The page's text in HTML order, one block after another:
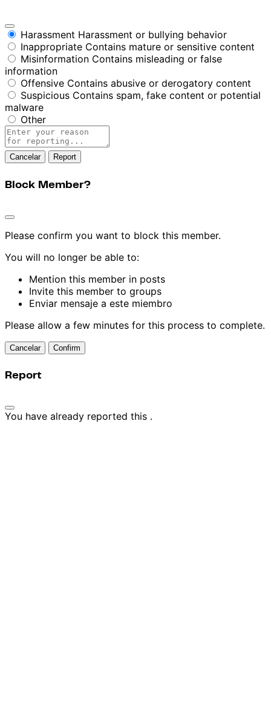
Harassment Harassment or bullying behavior
Inappropriate Contains mature or sensitive content
Misinformation Contains misleading or false
information
Offensive Contains abusive or derogatory content
Suspicious Contains spam, fake content or potential
malware
Other
Report
note
Report
Block Member?
Please confirm you want to block this member.
You will no longer be able to:
Mention this member in posts
Invite this member to groups
Enviar mensaje a este miembro
Please allow a few minutes for this process to complete.
Confirm
Report
You have already reported this .